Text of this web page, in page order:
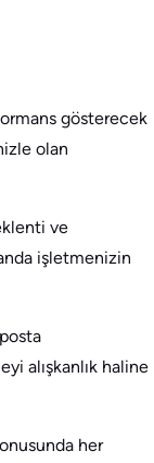
gösterecek
olan
ve
işletmenizin
alışkanlık haline
her